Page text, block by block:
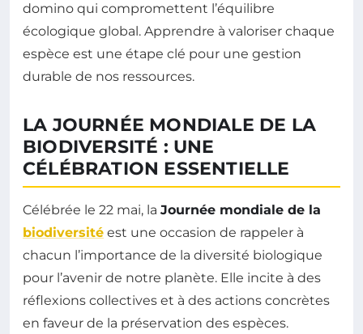
domino qui compromettent l’équilibre
écologique global. Apprendre à valoriser chaque
espèce est une étape clé pour une gestion
durable de nos ressources.
LA JOURNÉE MONDIALE DE LA
BIODIVERSITÉ : UNE
CÉLÉBRATION ESSENTIELLE
Célébrée le 22 mai, la Journée mondiale de la
biodiversité est une occasion de rappeler à
chacun l’importance de la diversité biologique
pour l’avenir de notre planète. Elle incite à des
réflexions collectives et à des actions concrètes
en faveur de la préservation des espèces.